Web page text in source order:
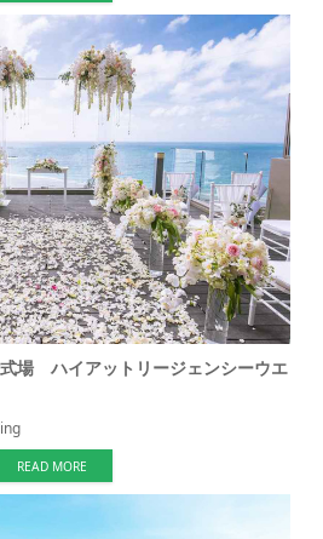
場 ハイアットリージェンシーウエ
READ MORE